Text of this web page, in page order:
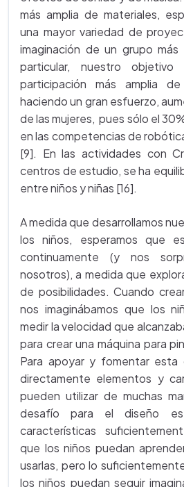
más amplia de materiales,
una mayor variedad de
imaginación de un grupo
particular, nuestro
participación más amplia
haciendo un gran esfuerzo,
de las mujeres, pues sólo el
en las competencias de
[9]. En las actividades con
centros de estudio, se ha
entre niños y niñas [16].
A medida que desarrollamos
los niños, esperamos que
continuamente (y nos
nosotros), a medida que
de posibilidades. Cuando
nos imaginábamos que los
medir la velocidad que
para crear una máquina para
Para apoyar y fomentar esta
directamente elementos y
pueden utilizar de muchas
desafío para el diseño
características
que los niños puedan
usarlas, pero lo
los niños puedan seguir